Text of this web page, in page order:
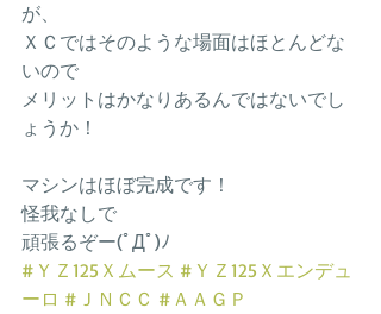
が、
ＸＣではそのような場面はほとんどな
いので
メリットはかなりあるんではないでし
ょうか！
マシンはほぼ完成です！
怪我なしで
頑張るぞー(ﾟДﾟ)ﾉ
#ＹＺ125Ｘムース #ＹＺ125Ｘエンデュ
ーロ #ＪＮＣＣ #ＡＡＧＰ